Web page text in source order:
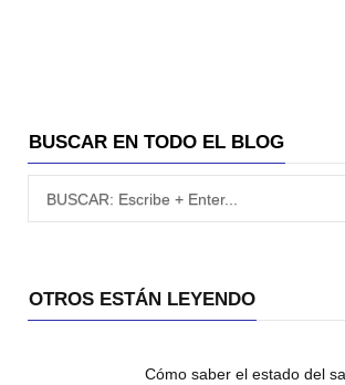
BUSCAR EN TODO EL BLOG
OTROS ESTÁN LEYENDO
Cómo saber el estado del